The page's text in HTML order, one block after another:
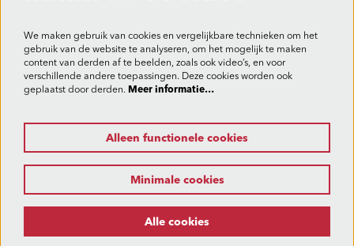
Aanmelden
Deze site wordt beschermd door reCAPTCHA, dataverwerking gebeurt in overeenstemming met de
We maken gebruik van cookies en vergelijkbare technieken om het
gebruik van de website te analyseren, om het mogelijk te maken
content van derden af te beelden, zoals ook video’s, en voor
verschillende andere toepassingen. Deze cookies worden ook
geplaatst door derden. Meer informatie…
Alleen functionele cookies
Minimale cookies
Alle cookies